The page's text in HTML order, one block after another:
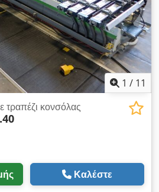
1 / 11
τραπέζι κονσόλας
Καλέστε